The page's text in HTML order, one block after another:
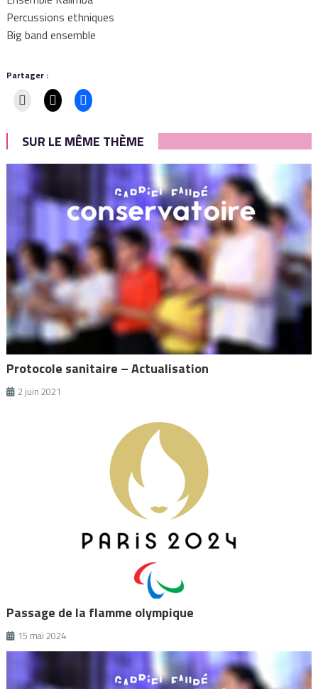
Percussions ethniques
Big band ensemble
Partager :
SUR LE MÊME THÈME
Protocole sanitaire – Actualisation
2 juin 2021
Passage de la flamme olympique
15 mai 2024